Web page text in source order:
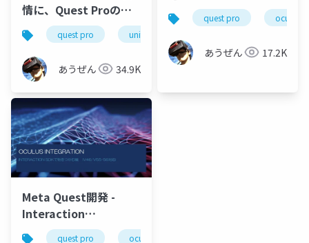
情に、Quest Proのフ
ェイストラッキングを
反映させる
quest pro unity
あうぜん 34.9K
quest pro oculus
あうぜん 17.2K
Meta Quest開発 -
Interaction
SDK(46/55)の使い方-
quest pro oculus integration